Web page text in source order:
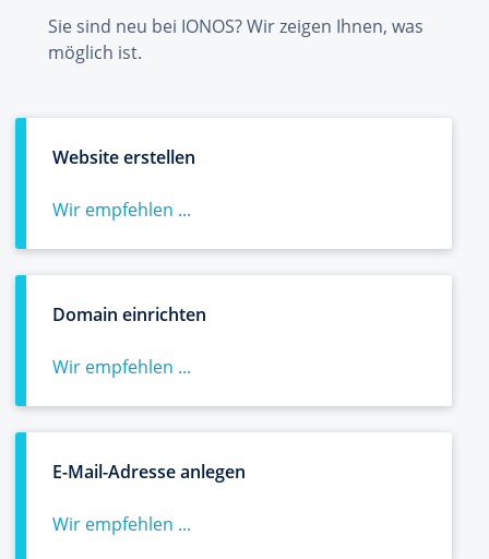
Sie sind neu bei IONOS? Wir zeigen Ihnen, was
möglich ist.
Website erstellen
Wir empfehlen ...
Domain einrichten
Wir empfehlen ...
E-Mail-Adresse anlegen
Wir empfehlen ...